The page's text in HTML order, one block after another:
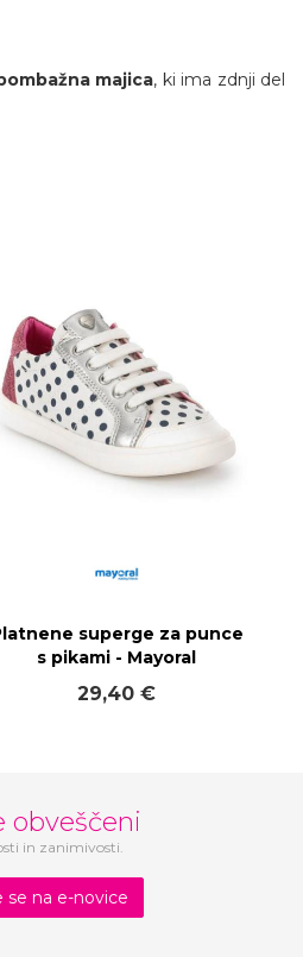
majica, ki ima zdnji del
superge za punce
s pikami - Mayoral
29,40 €
obveščeni
in zanimivosti.
se na e-novice